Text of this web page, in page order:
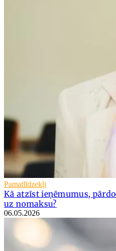
Pamatlīdzekļi
Kā atzīst ieņēmumus,
uz nomaksu?
06.05.2026